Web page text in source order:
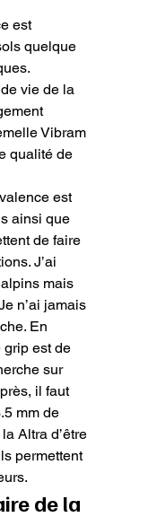
est
quelque
vie de la
Vibram
qualité de
est
ainsi que
de faire
J’ai
mais
n’ai jamais
En
grip est de
sur
il faut
mm de
Altra d’être
permettent
de la